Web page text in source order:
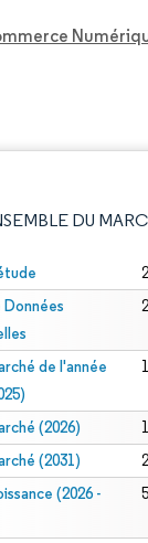
DU
de l'année
(2026)
(2031)
(2026 -
sous CC BY 4.0.